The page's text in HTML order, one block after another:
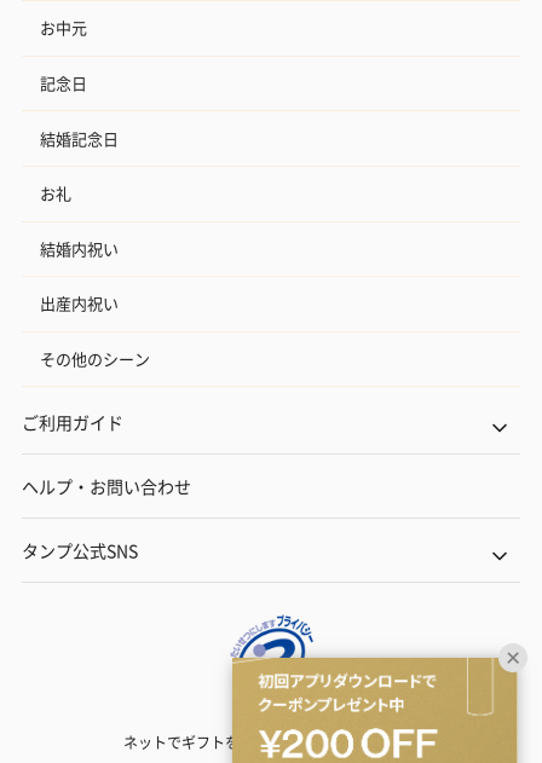
お中元
記念日
結婚記念日
お礼
結婚内祝い
出産内祝い
その他のシーン
ご利用ガイド
ヘルプ・お問い合わせ
タンプ公式SNS
ネットでギフトを贈るなら | TANP（タンプ）